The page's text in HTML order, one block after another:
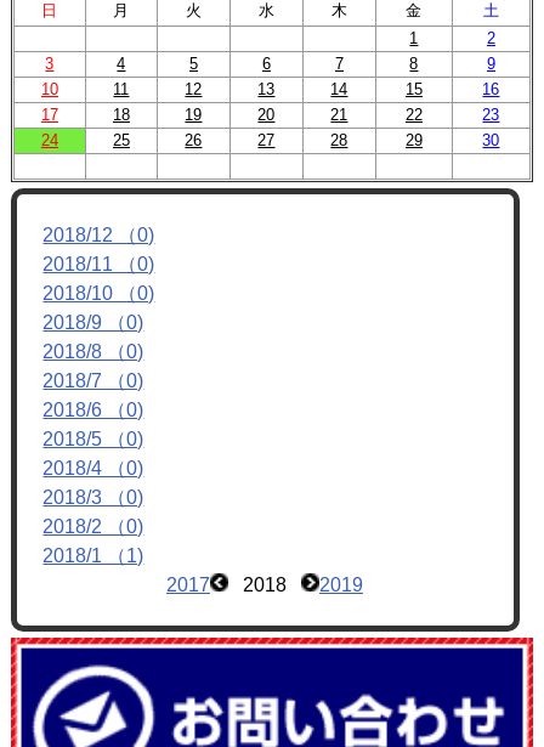
スケジュール
スタッフ
施設紹介
日 月 火 水 木 金
土
1
2
3
4 5 6 7 8
9
10
11 12 13 14 15
16
17
18 19 20 21 22
23
24
25 26 27 28 29 30
2018/12 （0)
2018/11 （0)
2018/10 （0)
2018/9 （0)
2018/8 （0)
2018/7 （0)
2018/6 （0)
2018/5 （0)
2018/4 （0)
2018/3 （0)
2018/2 （0)
2018/1 （1)
2017
2018 2019